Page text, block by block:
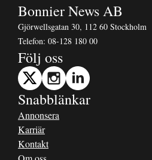
Bonnier News AB
Gjörwellsgatan 30, 112 60 Stockholm
Telefon: 08-128 180 00
Följ oss
Snabblänkar
Annonsera
Karriär
Kontakt